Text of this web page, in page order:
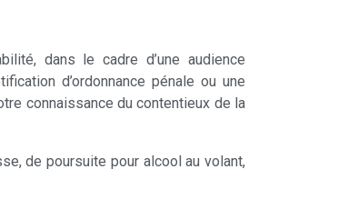
dans le cadre d’une audience
d’ordonnance pénale ou une
connaissance du contentieux de la
de poursuite pour alcool au volant,